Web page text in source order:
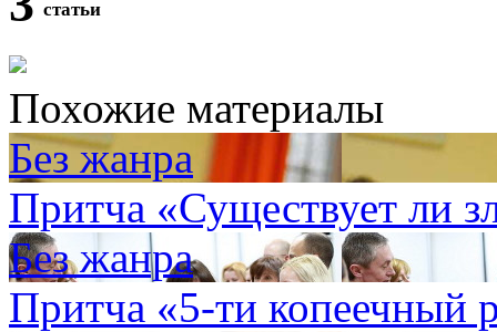
статьи
Похожие материалы
Без жанра
Притча «Существует ли
Без жанра
Притча «5-ти копеечный